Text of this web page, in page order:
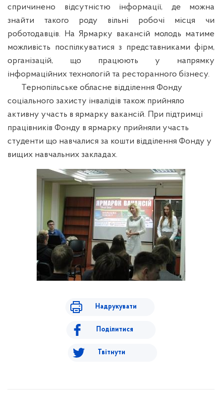
спричинено відсутністю інформації, де можна
знайти такого роду вільні робочі місця чи
роботодавців. На Ярмарку вакансій молодь матиме
можливість поспілкуватися з представниками фірм,
організацій, що працюють у напрямку
інформаційних технологій та ресторанного бізнесу.
Тернопільське обласне відділення Фонду
соціального захисту інвалідів також прийняло
активну участь в ярмарку вакансій. При підтримці
працівників Фонду в ярмарку прийняли участь
студенти що навчалися за кошти відділення Фонду у
вищих навчальних закладах.
Надрукувати
Поділитися
Твітнути